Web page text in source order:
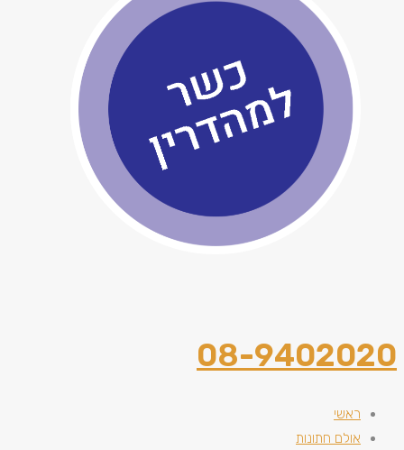
08-9402020
ראשי
אולם חתונות